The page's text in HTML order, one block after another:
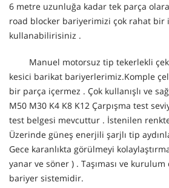
6 metre uzunluğa kadar tek parça
road blocker bariyerimizi çok rahat bir
kullanabilirisiniz .
Manuel motorsuz tip tekerlekli
kesici barikat bariyerlerimiz.Komple
bir parça içermez . Çok kullanışlı ve
M50 M30 K4 K8 K12 Çarpışma test
test belgesi mevcuttur . İstenilen
Üzerinde güneş enerjili şarjlı tip
Gece karanlıkta görülmeyi
yanar ve söner ) . Taşıması ve
bariyer sistemidir.